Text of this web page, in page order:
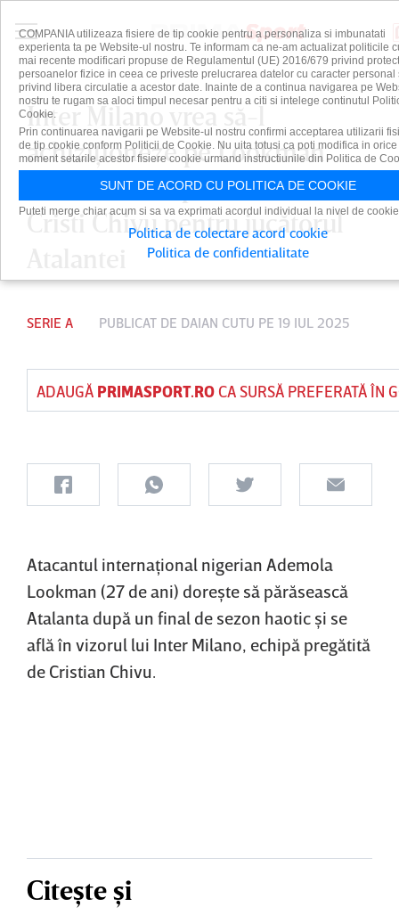
Inter Milano vrea să-l
achiziţioneze pe Lookman.
Cât oferă echipa antrenată de
Cristi Chivu pentru jucătorul
SERIE A PUBLICAT DE DAIAN CUTU PE 19 IUL 2025
ADAUGĂ PRIMASPORT.ROCA SURSĂ PREFERATĂ ÎN
Atacantul internaţional nigerian Ademola
Lookman (27 de ani) doreşte să părăsească
Atalanta după un final de sezon haotic şi se
află în vizorul lui Inter Milano, echipă pregătită
de Cristian Chivu.
Citește și
COMPANIA utilizeaza fisiere de tip cookie pentru a personaliza si imbunatati
experienta ta pe Website-ul nostru. Te informam ca ne-am actualizat politicile
mai recente modificari propuse de Regulamentul (UE) 2016/679 privind
persoanelor fizice in ceea ce priveste prelucrarea datelor cu caracter personal
privind libera circulatie a acestor date. Inainte de a continua navigarea pe
nostru te rugam sa aloci timpul necesar pentru a citi si intelege continutul
Cookie.
Prin continuarea navigarii pe Website-ul nostru confirmi acceptarea utilizarii
de tip cookie conform Politicii de Cookie. Nu uita totusi ca poti modifica in orice
moment setarile acestor fisiere cookie urmand instructiunile din Politica de
SUNT DE ACORD CU POLITICA DE COOKIE
Puteti merge chiar acum si sa va exprimati acordul individual la nivel de
Politica de colectare acord cookie
Politica de confidentialitate